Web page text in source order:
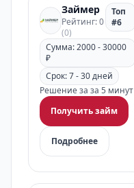
Займер
Рейтинг: 0
(0)
Топ
#6
Сумма: 2000 - 30000
₽
Срок: 7 - 30 дней
Решение за за 5 минут
Получить займ
Подробнее